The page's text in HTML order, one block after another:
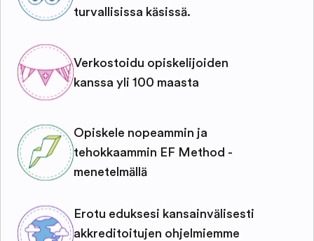
turvallisissa käsissä.
Verkostoidu opiskelijoiden
kanssa yli 100 maasta
Opiskele nopeammin ja
tehokkaammin EF Method -
menetelmällä
Erotu eduksesi kansainvälisesti
akkreditoitujen ohjelmiemme